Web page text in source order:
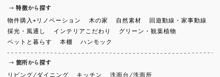
特徴から探す
物件購入+リノベーション 木の家 自然素材
回遊動線・家事動線
採光・風通し
インテリアこだわり
グリーン・観葉植物
ペットと暮らす
本棚 ハンモック
箇所から探す
リビング/ダイニング キッチン
洗面台/洗面所